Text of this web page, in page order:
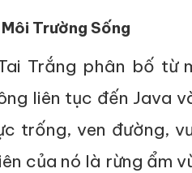
Trường Sống
Trắng phân bố từ
liên tục đến Java
trống, ven đường,
của nó là rừng ẩm